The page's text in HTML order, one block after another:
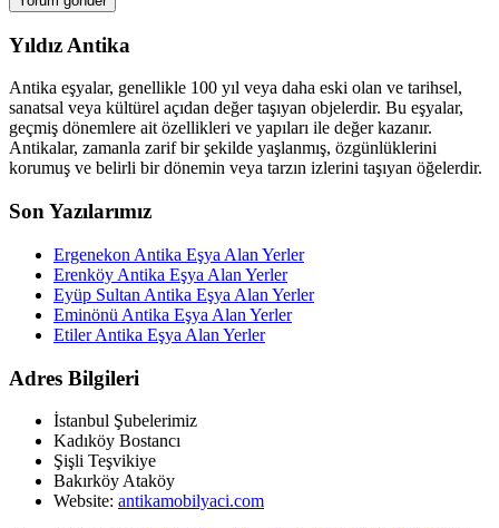
Yıldız Antika
Antika eşyalar, genellikle 100 yıl veya daha eski olan ve tarihsel,
sanatsal veya kültürel açıdan değer taşıyan objelerdir. Bu eşyalar,
geçmiş dönemlere ait özellikleri ve yapıları ile değer kazanır.
Antikalar, zamanla zarif bir şekilde yaşlanmış, özgünlüklerini
korumuş ve belirli bir dönemin veya tarzın izlerini taşıyan öğelerdir.
Son Yazılarımız
Ergenekon Antika Eşya Alan Yerler
Erenköy Antika Eşya Alan Yerler
Eyüp Sultan Antika Eşya Alan Yerler
Eminönü Antika Eşya Alan Yerler
Etiler Antika Eşya Alan Yerler
Adres Bilgileri
İstanbul Şubelerimiz
Kadıköy Bostancı
Şişli Teşvikiye
Bakırköy Ataköy
Website: antikamobilyaci.com